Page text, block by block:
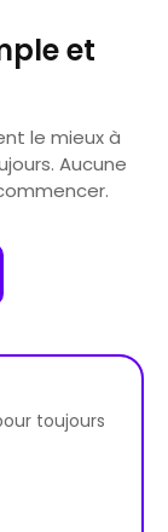
et
le mieux à
Aucune
toujours